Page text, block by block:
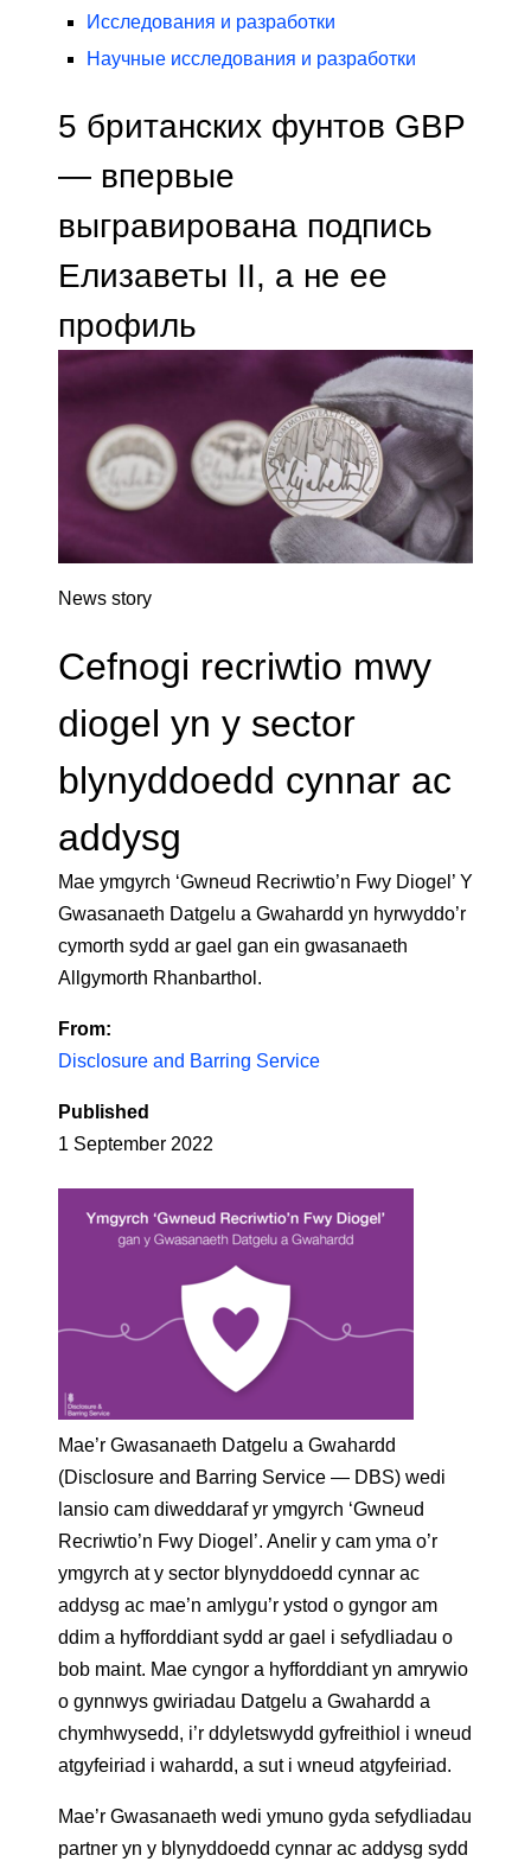
Исследования и разработки
Научные исследования и разработки
5 британских фунтов GBP
— впервые
выгравирована подпись
Елизаветы II, а не ее
профиль
News story
Cefnogi recriwtio mwy
diogel yn y sector
blynyddoedd cynnar ac
addysg
Mae ymgyrch ‘Gwneud Recriwtio’n Fwy Diogel’ Y
Gwasanaeth Datgelu a Gwahardd yn hyrwyddo’r
cymorth sydd ar gael gan ein gwasanaeth
Allgymorth Rhanbarthol.
From:
Disclosure and Barring Service
Published
1 September 2022
Mae’r Gwasanaeth Datgelu a Gwahardd
(Disclosure and Barring Service — DBS) wedi
lansio cam diweddaraf yr ymgyrch ‘Gwneud
Recriwtio’n Fwy Diogel’. Anelir y cam yma o’r
ymgyrch at y sector blynyddoedd cynnar ac
addysg ac mae’n amlygu’r ystod o gyngor am
ddim a hyfforddiant sydd ar gael i sefydliadau o
bob maint. Mae cyngor a hyfforddiant yn amrywio
o gynnwys gwiriadau Datgelu a Gwahardd a
chymhwysedd, i’r ddyletswydd gyfreithiol i wneud
atgyfeiriad i wahardd, a sut i wneud atgyfeiriad.
Mae’r Gwasanaeth wedi ymuno gyda sefydliadau
partner yn y blynyddoedd cynnar ac addysg sydd